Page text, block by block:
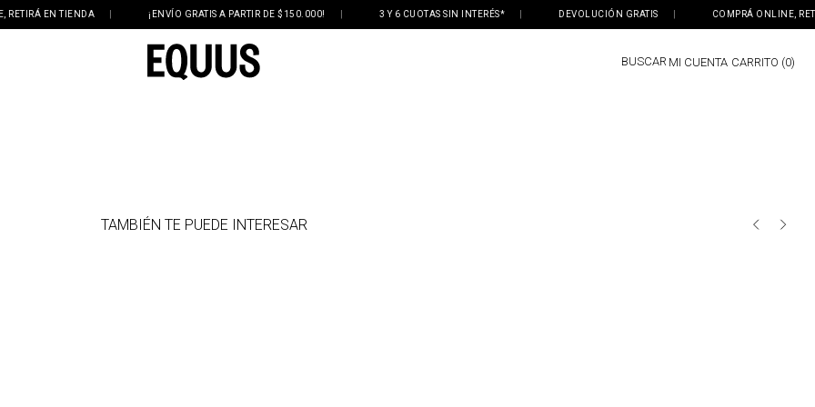
EN TIENDA | ¡ENVÍO GRATIS A PARTIR DE $150.000! | 3 Y 6 CUOTAS SIN INTERÉS* | DEVOLUCIÓN GRATIS | COMPRÁ ONLINE,
BUSCAR MI CUENTA 0
TAMBIÉN TE PUEDE INTERESAR